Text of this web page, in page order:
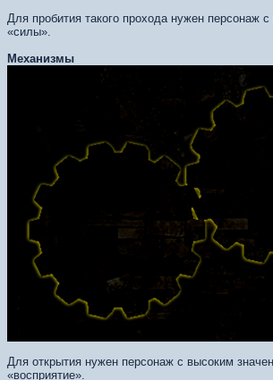
Для пробития такого прохода нужен персонаж
«силы».
Механизмы
Для открытия нужен персонаж с высоким
«восприятие».